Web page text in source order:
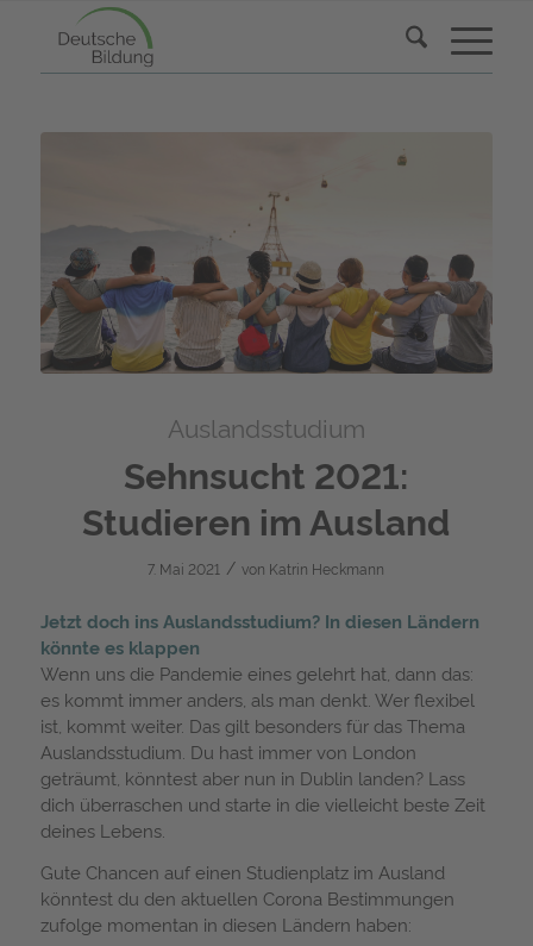
Auslandsstudium
Sehnsucht 2021:
Studieren im Ausland
7. Mai 2021 / von Katrin Heckmann
Jetzt doch ins Auslandsstudium? In diesen Ländern
könnte es klappen
Wenn uns die Pandemie eines gelehrt hat, dann das:
es kommt immer anders, als man denkt. Wer flexibel
ist, kommt weiter. Das gilt besonders für das Thema
Auslandsstudium. Du hast immer von London
geträumt, könntest aber nun in Dublin landen? Lass
dich überraschen und starte in die vielleicht beste Zeit
deines Lebens.
Gute Chancen auf einen Studienplatz im Ausland
könntest du den aktuellen Corona Bestimmungen
zufolge momentan in diesen Ländern haben: